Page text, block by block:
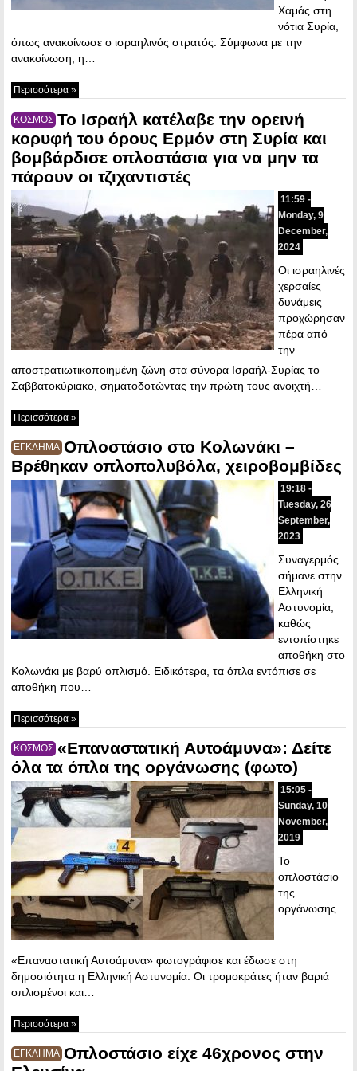
Χαμάς στη
νότια Συρία,
όπως ανακοίνωσε ο ισραηλινός στρατός. Σύμφωνα με την
ανακοίνωση, η…
Περισσότερα »
ΚΟΣΜΟΣ Το Ισραήλ κατέλαβε την ορεινή
κορυφή του όρους Ερμόν στη Συρία και
βομβάρδισε οπλοστάσια για να μην τα
πάρουν οι τζιχαντιστές
11:59 -
Monday, 9
December,
2024
Οι ισραηλινές
χερσαίες
δυνάμεις
προχώρησαν
πέρα από
την
αποστρατιωτικοποιημένη ζώνη στα σύνορα Ισραήλ-Συρίας το
Σαββατοκύριακο, σηματοδοτώντας την πρώτη τους ανοιχτή…
Περισσότερα »
ΕΓΚΛΗΜΑ Οπλοστάσιο στο Κολωνάκι –
Βρέθηκαν οπλοπολυβόλα, χειροβομβίδες
19:18 -
Tuesday, 26
September,
2023
Συναγερμός
σήμανε στην
Ελληνική
Αστυνομία,
καθώς
εντοπίστηκε
αποθήκη στο
Κολωνάκι με βαρύ οπλισμό. Ειδικότερα, τα όπλα εντόπισε σε
αποθήκη που…
Περισσότερα »
ΚΟΣΜΟΣ «Επαναστατική Αυτοάμυνα»: Δείτε
όλα τα όπλα της οργάνωσης (φωτο)
15:05 -
Sunday, 10
November,
2019
Το
οπλοστάσιο
της
οργάνωσης
«Επαναστατική Αυτοάμυνα» φωτογράφισε και έδωσε στη
δημοσιότητα η Ελληνική Αστυνομία. Οι τρομοκράτες ήταν βαριά
οπλισμένοι και…
Περισσότερα »
ΕΓΚΛΗΜΑ Οπλοστάσιο είχε 46χρονος στην